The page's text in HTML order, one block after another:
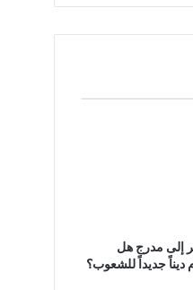
إلى مدرج هل
جديداً للشعوب؟